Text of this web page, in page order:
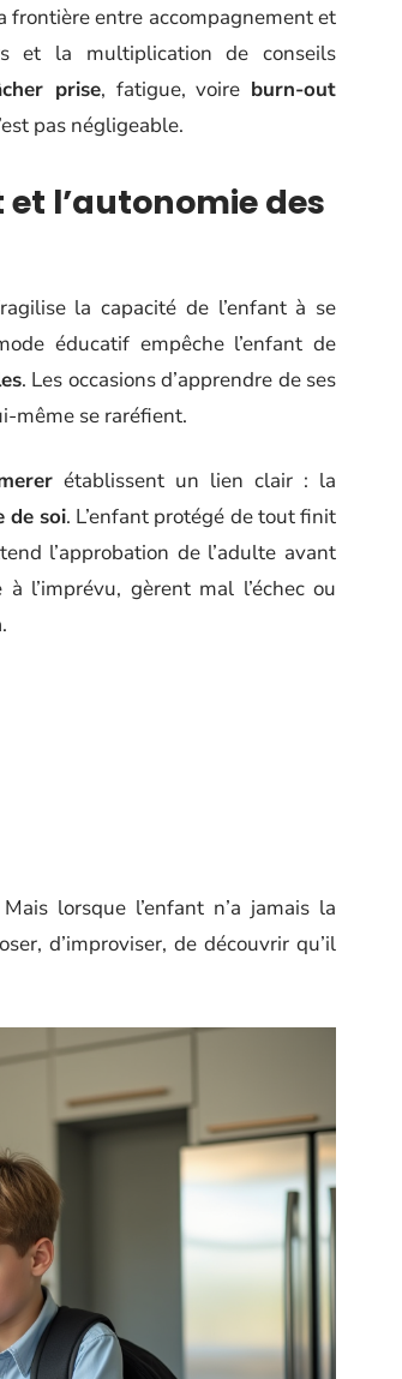
frontière entre accompagnement et
et la multiplication de conseils
prise, fatigue, voire burn-out
pas négligeable.
l’autonomie des
la capacité de l’enfant à se
éducatif empêche l’enfant de
. Les occasions d’apprendre de ses
même se raréfient.
établissent un lien clair : la
de soi. L’enfant protégé de tout finit
l’approbation de l’adulte avant
l’imprévu, gèrent mal l’échec ou
.
lorsque l’enfant n’a jamais la
d’improviser, de découvrir qu’il